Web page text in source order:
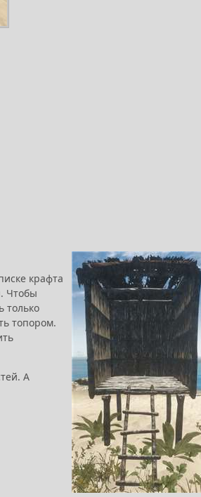
крафта
Чтобы
только
топором.
А